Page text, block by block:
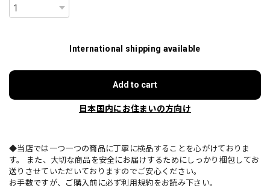
International shipping available
Add to cart
日本国内にお住まいの方向け
◆当店では一つ一つの商品に丁寧に検品することを心がけておりま
す。 また、大切な商品を安全にお届けするためにしっかり梱包してお
送りさせていただいておりますのでご安心ください。
お手数ですが、ご購入前に必ず利用規約をお読み下さい。